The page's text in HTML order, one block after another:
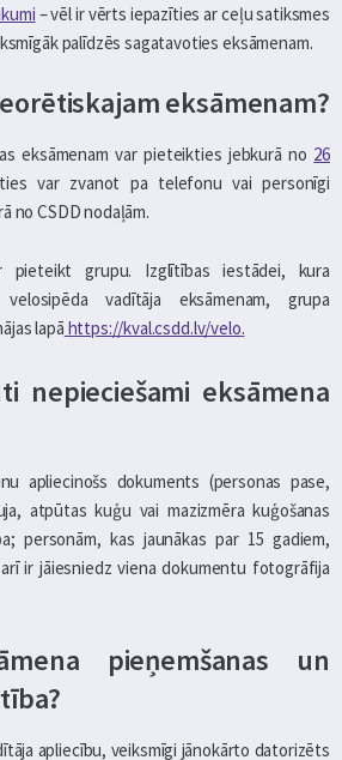
– vēl ir vērts iepazīties ar ceļu satiksmes
palīdzēs sagatavoties eksāmenam.
eksāmenam?
eksāmenam var pieteikties jebkurā no 26
var zvanot pa telefonu vai personīgi
no CSDD nodaļām.
pieteikt grupu. Izglītības iestādei, kura
vadītāja eksāmenam, grupa
lapā https://kval.csdd.lv/velo.
nepieciešami eksāmena
apliecinošs dokuments (personas pase,
atpūtas kuģu vai mazizmēra kuģošanas
personām, kas jaunākas par 15 gadiem,
arī ir jāiesniedz viena dokumentu fotogrāfija
pieņemšanas un
apliecību, veiksmīgi jānokārto datorizēts